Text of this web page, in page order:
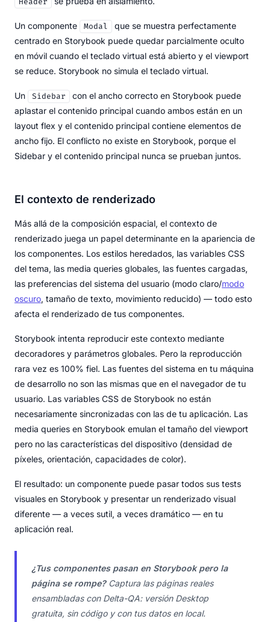
Un componente Modal
que se muestra perfectamente
centrado en Storybook puede quedar parcialmente oculto
en móvil cuando el teclado virtual está abierto y el viewport
se reduce. Storybook no simula el teclado virtual.
Un Sidebar
con el ancho correcto en Storybook puede
aplastar el contenido principal cuando ambos están en un
layout flex y el contenido principal contiene elementos de
ancho fijo. El conflicto no existe en Storybook, porque el
Sidebar y el contenido principal nunca se prueban juntos.
El contexto de renderizado
Más allá de la composición espacial, el contexto de
renderizado juega un papel determinante en la apariencia de
los componentes. Los estilos heredados, las variables CSS
del tema, las media queries globales, las fuentes cargadas,
las preferencias del sistema del usuario (modo claro/modo
oscuro, tamaño de texto, movimiento reducido) — todo esto
afecta el renderizado de tus componentes.
Storybook intenta reproducir este contexto mediante
decoradores y parámetros globales. Pero la reproducción
rara vez es 100% fiel. Las fuentes del sistema en tu máquina
de desarrollo no son las mismas que en el navegador de tu
usuario. Las variables CSS de Storybook no están
necesariamente sincronizadas con las de tu aplicación. Las
media queries en Storybook emulan el tamaño del viewport
pero no las características del dispositivo (densidad de
píxeles, orientación, capacidades de color).
El resultado: un componente puede pasar todos sus tests
visuales en Storybook y presentar un renderizado visual
diferente — a veces sutil, a veces dramático — en tu
aplicación real.
¿Tus componentes pasan en Storybook pero la
página se rompe?Captura las páginas reales
ensambladas con Delta-QA: versión Desktop
gratuita, sin código y con tus datos en local.